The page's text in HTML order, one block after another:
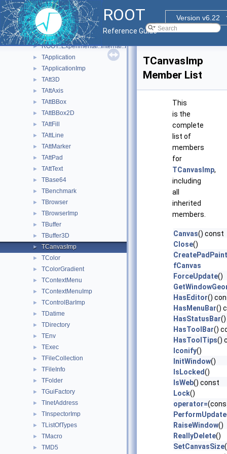
ROOT
Version v6.22
Reference Guide
TClassEdit.cxx
► ROOT::Experimental::RError
► ROOT::Experimental::RException
► ROOT::Experimental::RResult< T >
► ROOT::Experimental::Internal::RResultBase
► TApplication
► TApplicationImp
► TAtt3D
► TAttAxis
► TAttBBox
► TAttBBox2D
► TAttFill
► TAttLine
► TAttMarker
► TAttPad
► TAttText
► TBase64
► TBenchmark
► TBrowser
► TBrowserImp
► TBuffer
► TBuffer3D
► TCanvasImp
► TColor
► TColorGradient
► TContextMenu
► TContextMenuImp
► TControlBarImp
► TDatime
► TDirectory
► TEnv
► TExec
► TFileCollection
► TFileInfo
► TFolder
► TGuiFactory
► TInetAddress
► TInspectorImp
► TListOfTypes
► TMacro
► TMD5
TCanvasImp
Member List
This
is the
complete
list of
members
for
TCanvasImp,
including
all
inherited
members.
Canvas() const
Close()
fCanvas
ForceUpdate()
HasEditor()
HasMenuBar()
HasStatusBar
HasToolBar()
HasToolTips()
Iconify()
InitWindow()
IsLocked()
IsWeb() const
Lock()
operator=
PerformUpdate
RaiseWindow()
ReallyDelete()
SetCanvasSize